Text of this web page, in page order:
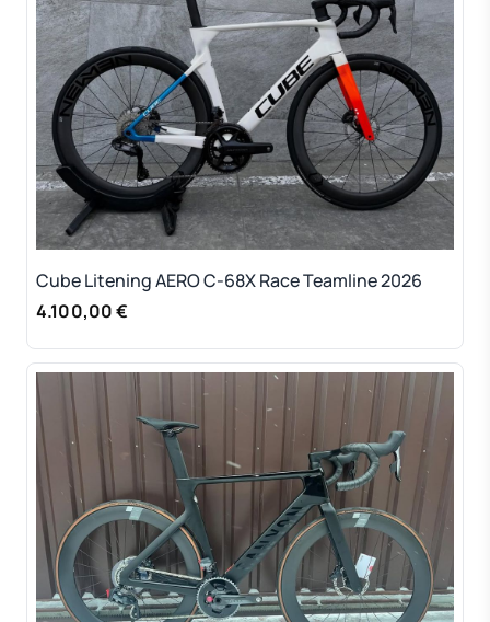
Cube Litening AERO C-68X Race Teamline 2026
4.100,00 €